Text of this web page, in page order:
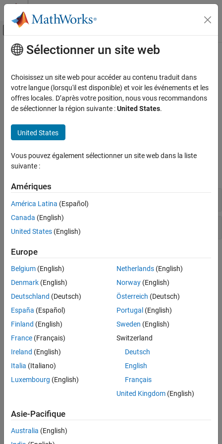
Passer au contenu
Activer/désactiver l'affichage du menu
Accueil de la documentation
Catégorie
Scripts
Fonctions
Live scripts et fonctions
Fichiers et dossiers
Sécurité du code MATLAB
avancés
Contenu principal
Traitement en arrière-plan et
parallèle
Exécuter du code en arrière-plan ou à un moment précis
MATLAB®inclut des fonctionnalités permettant de régler des
arrière-plan.
Fonctions
Traitement en arrière-plan
Rubriques
Schedule Command Execution Using Timer
To schedule the execution of MATLAB commands, create a timer
object.
Timer Callback Functions
Handling Timer Queuing Conflicts
Asynchronous Functions
Use parfevaland
to run functions in the
background.
Run Functions in Background
Run MATLAB Functions in Thread-Based Environment
Background
Update Wait Bar While Functions Run in the Background
Run Optimizations in the Background
Sélectionner un site web
Choisissez un site web pour accéder au contenu traduit dans
votre langue (lorsqu'il est disponible) et voir les événements et les
offres locales. D’après votre position, nous vous recommandons
de sélectionner la région suivante :United States.
United States
Vous pouvez également sélectionner un site web dans la liste
suivante :
Amériques
América Latina (Español)
Canada (English)
United States (English)
Europe
Belgium (English)
Denmark (English)
Deutschland (Deutsch)
España (Español)
Finland (English)
France (Français)
Ireland (English)
Italia (Italiano)
Luxembourg (English)
Netherlands(English)
Norway(English)
Österreich (Deutsch)
Portugal (English)
Sweden (English)
Switzerland
Deutsch
English
Français
United Kingdom(English)
Asie-Pacifique
Australia (English)